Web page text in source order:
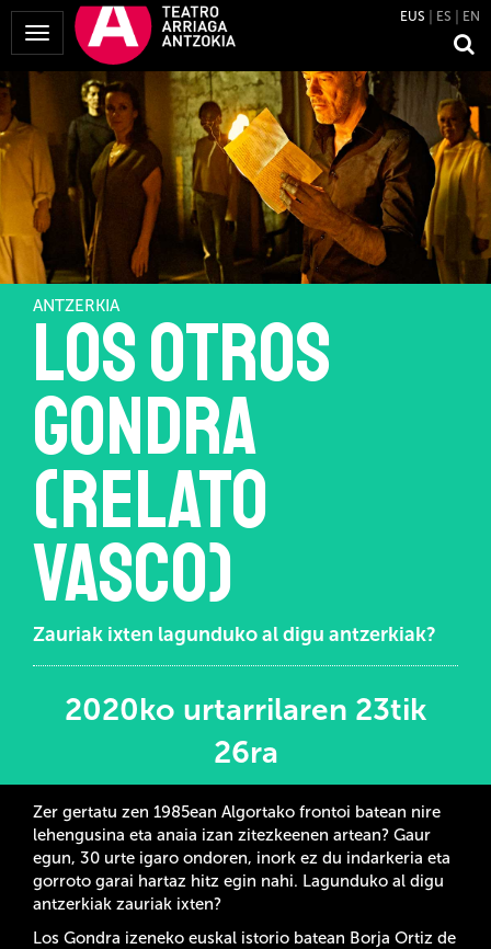
Menua
erakutsi
EUS ES EN
ANTZERKIA
Los otros
Gondra
(relato
vasco)
Zauriak ixten lagunduko al digu antzerkiak?
2020ko urtarrilaren 23tik
26ra
Zer gertatu zen 1985ean Algortako frontoi batean nire
lehengusina eta anaia izan zitezkeenen artean? Gaur
egun, 30 urte igaro ondoren, inork ez du indarkeria eta
gorroto garai hartaz hitz egin nahi. Lagunduko al digu
antzerkiak zauriak ixten?
Los Gondra izeneko euskal istorio batean Borja Ortiz de